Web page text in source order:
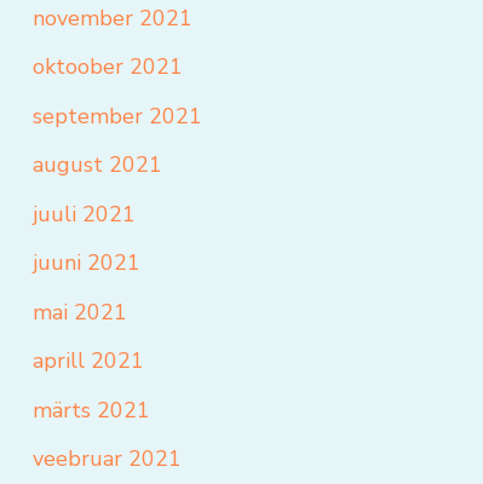
november 2021
oktoober 2021
september 2021
august 2021
juuli 2021
juuni 2021
mai 2021
aprill 2021
märts 2021
veebruar 2021